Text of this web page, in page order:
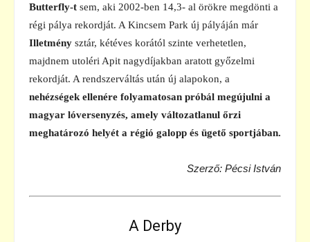
Butterfly-t sem, aki 2002-ben 14,3- al örökre megdönti a
régi pálya rekordját. A Kincsem Park új pályáján már
Illetmény sztár, kétéves korától szinte verhetetlen,
majdnem utoléri Apit nagydíjakban aratott győzelmi
rekordját. A rendszerváltás után új alapokon, a
nehézségek ellenére folyamatosan próbál megújulni a
magyar lóversenyzés, amely változatlanul őrzi
meghatározó helyét a régió galopp és ügető sportjában.
Szerző: Pécsi István
A Derby